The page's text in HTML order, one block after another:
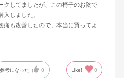
クしてましたが、この椅子のお陰で
しました。
痛も改善したので、本当に買ってよ
参考になった 0 Like! 0